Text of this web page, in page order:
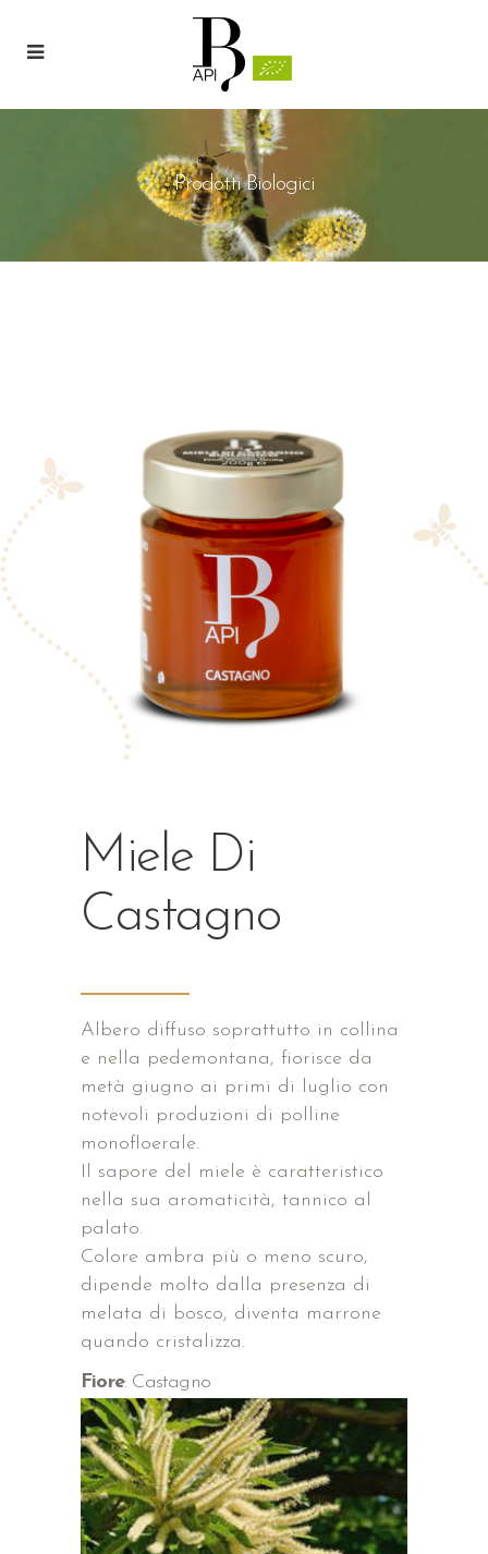
Prodotti Biologici
Miele Di
Castagno
Albero diffuso soprattutto in collina
e nella pedemontana, fiorisce da
metà giugno ai primi di luglio con
notevoli produzioni di polline
monofloerale.
Il sapore del miele è caratteristico
nella sua aromaticità, tannico al
palato.
Colore ambra più o meno scuro,
dipende molto dalla presenza di
melata di bosco, diventa marrone
quando cristalizza.
Fiore: Castagno